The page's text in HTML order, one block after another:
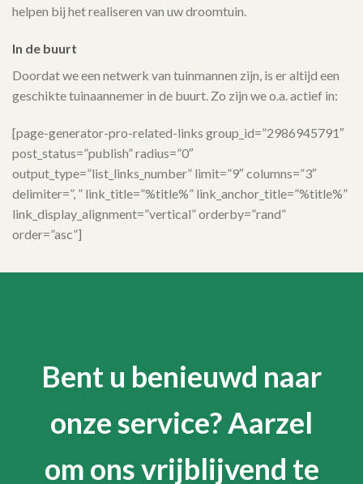
helpen bij het realiseren van uw droomtuin.
In de buurt
Doordat we een netwerk van tuinmannen zijn, is er altijd een
geschikte tuinaannemer in de buurt. Zo zijn we o.a. actief in:
[page-generator-pro-related-links group_id=”2986945791″
post_status=”publish” radius=”0″
output_type=”list_links_number” limit=”9″ columns=”3″
delimiter=”, ” link_title=”%title%” link_anchor_title=”%title%”
link_display_alignment=”vertical” orderby=”rand”
order=”asc”]
Bent u benieuwd naar
onze service? Aarzel
om ons vrijblijvend te